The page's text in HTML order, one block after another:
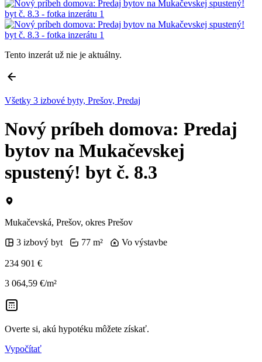
Tento inzerát už nie je aktuálny.
Všetky 3 izbové byty, Prešov, Predaj
Nový príbeh domova: Predaj
bytov na Mukačevskej
spustený! byt č. 8.3
Mukačevská, Prešov, okres Prešov
3 izbový byt
77 m² Vo výstavbe
234 901 €
3 064,59 €/m²
Overte si, akú hypotéku môžete získať.
Vypočítať